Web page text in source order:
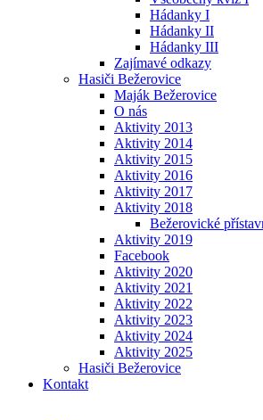
Hádanky I
Hádanky II
Hádanky III
Zajímavé odkazy
Hasiči Bežerovice
Maják Bežerovice
O nás
Aktivity 2013
Aktivity 2014
Aktivity 2015
Aktivity 2016
Aktivity 2017
Aktivity 2018
Bežerovické
Aktivity 2019
Facebook
Aktivity 2020
Aktivity 2021
Aktivity 2022
Aktivity 2023
Aktivity 2024
Aktivity 2025
Hasiči Bežerovice
Kontakt